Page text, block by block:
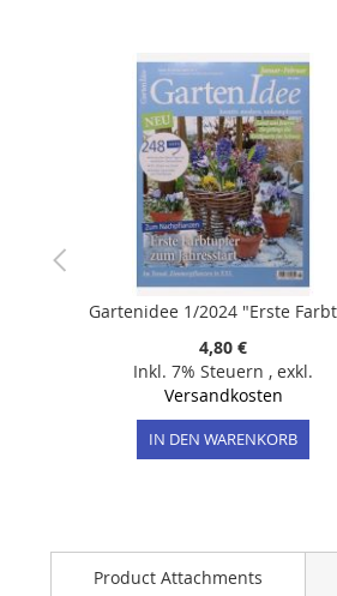
4,80 €
Inkl. 7% Steuern , exkl.
Versandkosten
IN DEN WARENKORB
Product Attachments